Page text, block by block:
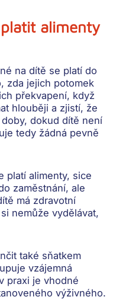
alimenty
na dítě se platí do
zda jejich potomek
překvapení, když
hlouběji a zjistí, že
doby,dokud dítě není
tedy žádná pevně
platí alimenty, sice
zaměstnání, ale
má zdravotní
nemůže vydělávat,
také sňatkem
vzájemná
praxi je vhodné
výživného.